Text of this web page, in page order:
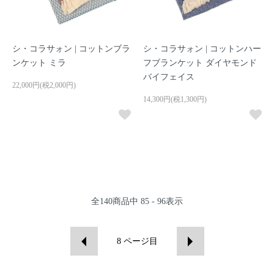
シ・コラサォン | コットンブラ
ンケット ミラ
22,000円(税2,000円)
シ・コラサォン | コットンハー
フブランケット ダイヤモンド
バイフェイス
14,300円(税1,300円)
全140商品中 85 - 96表示
8 ページ目